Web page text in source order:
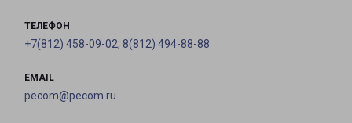
ТЕЛЕФОН
+7(812) 458-09-02, 8(812) 494-88-88
EMAIL
pecom@pecom.ru